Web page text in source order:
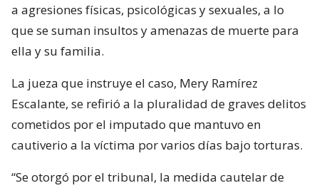
a agresiones físicas, psicológicas y sexuales, a lo
que se suman insultos y amenazas de muerte para
ella y su familia.
La jueza que instruye el caso, Mery Ramírez
Escalante, se refirió a la pluralidad de graves delitos
cometidos por el imputado que mantuvo en
cautiverio a la víctima por varios días bajo torturas.
“Se otorgó por el tribunal, la medida cautelar de